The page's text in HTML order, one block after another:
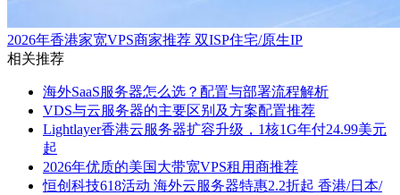
2026年香港家宽VPS商家推荐 双ISP住宅/原生IP
相关推荐
海外SaaS服务器怎么选？配置与部署流程解析
VDS与云服务器的主要区别及方案配置推荐
Lightlayer香港云服务器扩容升级，1核1G年付24.99美元
起
2026年优质的美国大带宽VPS租用商推荐
恒创科技618活动 海外云服务器特惠2.2折起 香港/日本/